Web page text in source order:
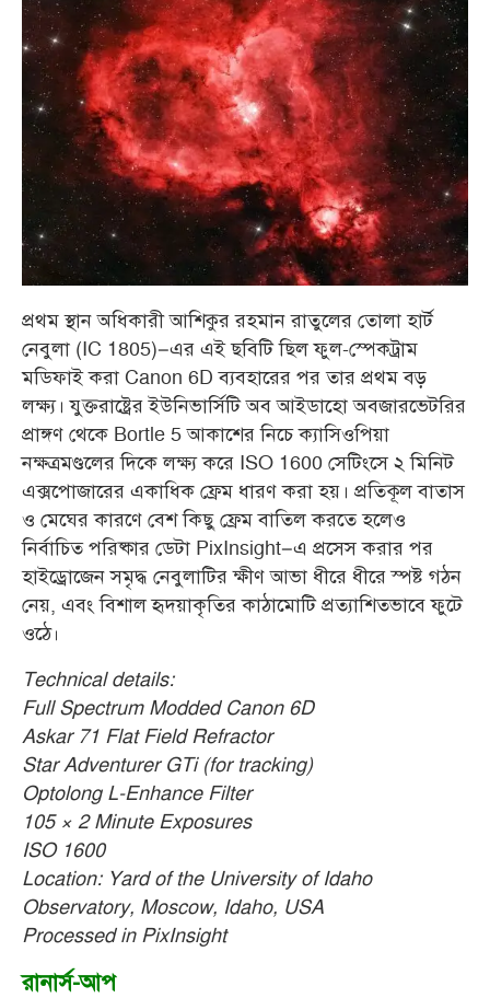
প্রথম স্থান অধিকারী আশিকুর রহমান রাতুলের তোলা হার্ট
নেবুলা (IC 1805)–এর এই ছবিটি ছিল ফুল-স্পেকট্রাম
মডিফাই করা Canon 6D ব্যবহারের পর তার প্রথম বড়
লক্ষ্য। যুক্তরাষ্ট্রের ইউনিভার্সিটি অব আইডাহো অবজারভেটরির
প্রাঙ্গণ থেকে Bortle 5 আকাশের নিচে ক্যাসিওপিয়া
নক্ষত্রমণ্ডলের দিকে লক্ষ্য করে ISO 1600 সেটিংসে ২ মিনিট
এক্সপোজারের একাধিক ফ্রেম ধারণ করা হয়। প্রতিকূল বাতাস
ও মেঘের কারণে বেশ কিছু ফ্রেম বাতিল করতে হলেও
নির্বাচিত পরিষ্কার ডেটা PixInsight–এ প্রসেস করার পর
হাইড্রোজেন সমৃদ্ধ নেবুলাটির ক্ষীণ আভা ধীরে ধীরে স্পষ্ট গঠন
নেয়, এবং বিশাল হৃদয়াকৃতির কাঠামোটি প্রত্যাশিতভাবে ফুটে
ওঠে।
Technical details:
Full Spectrum Modded Canon 6D
Askar 71 Flat Field Refractor
Star Adventurer GTi (for tracking)
Optolong L-Enhance Filter
105 × 2 Minute Exposures
ISO 1600
Location: Yard of the University of Idaho
Observatory, Moscow, Idaho, USA
Processed in PixInsight
রানার্স-আপ